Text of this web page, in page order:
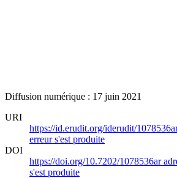
Diffusion numérique : 17 juin 2021
URI
https://id.erudit.org/iderudit/
erreur s'est produite
DOI
https://doi.org/10.7202/1078536ar
s'est produite